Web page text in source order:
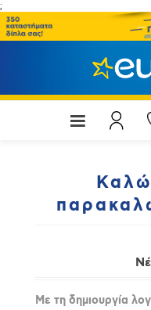
;
Με τη δημιουργία